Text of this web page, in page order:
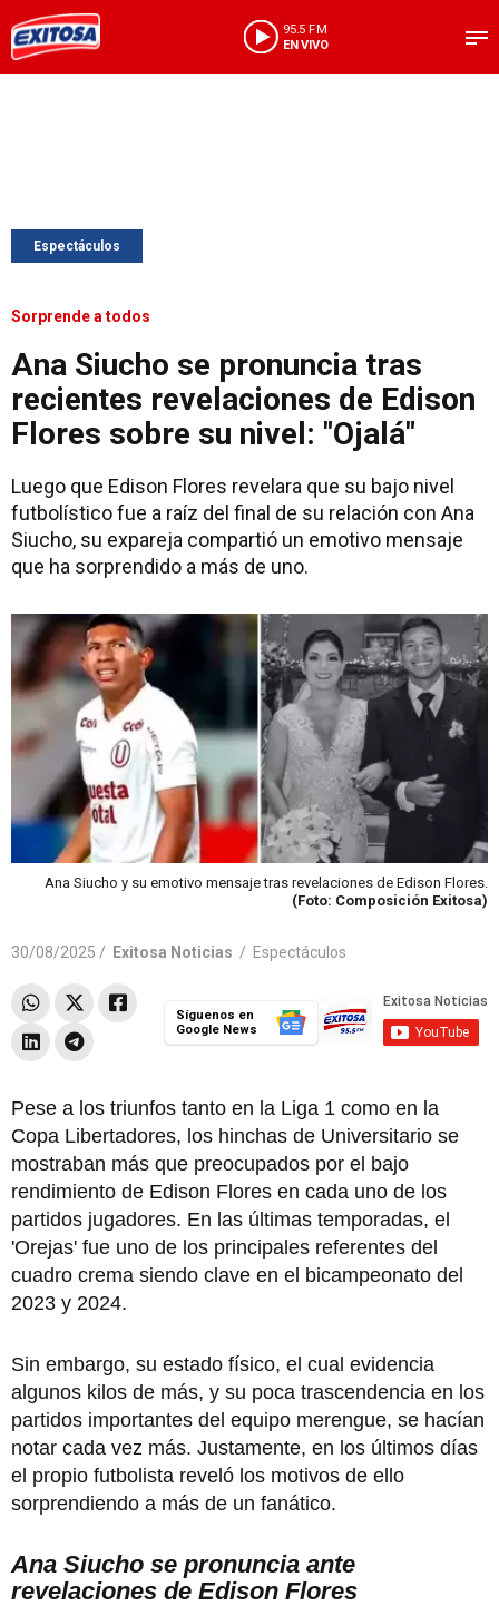
95.5 FM
EN VIVO
Espectáculos
Sorprende a todos
Ana Siucho se pronuncia tras
recientes revelaciones de Edison
Flores sobre su nivel: "Ojalá"
Luego que Edison Flores revelara que su bajo nivel
futbolístico fue a raíz del final de su relación con Ana
Siucho, su expareja compartió un emotivo mensaje
que ha sorprendido a más de uno.
Ana Siucho y su emotivo mensaje tras revelaciones de Edison Flores.
(Foto: Composición Exitosa)
30/08/2025 / Exitosa Noticias / Espectáculos
Síguenos en
Google News
Pese a los triunfos tanto en la Liga 1 como en la
Copa Libertadores, los hinchas de Universitario se
mostraban más que preocupados por el bajo
rendimiento de Edison Flores en cada uno de los
partidos jugadores. En las últimas temporadas, el
'Orejas' fue uno de los principales referentes del
cuadro crema siendo clave en el bicampeonato del
2023 y 2024.
Sin embargo, su estado físico, el cual evidencia
algunos kilos de más, y su poca trascendencia en los
partidos importantes del equipo merengue, se hacían
notar cada vez más. Justamente, en los últimos días
el propio futbolista reveló los motivos de ello
sorprendiendo a más de un fanático.
Ana Siucho se pronuncia ante
revelaciones de Edison Flores